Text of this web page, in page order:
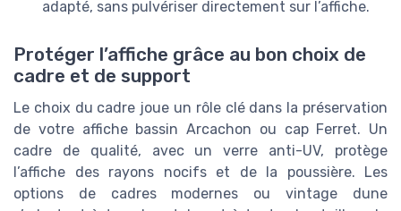
adapté, sans pulvériser directement sur l’affiche.
Protéger l’affiche grâce au bon choix de
cadre et de support
Le choix du cadre joue un rôle clé dans la préservation
de votre affiche bassin Arcachon ou cap Ferret. Un
cadre de qualité, avec un verre anti-UV, protège
l’affiche des rayons nocifs et de la poussière. Les
options de cadres modernes ou vintage dune